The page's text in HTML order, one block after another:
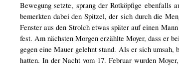
Bewegung setzte, sprang der Rotköpfige
bemerkten dabei den Spitzel, der sich durch die
Fenster aus den Strolch etwas später auf einen
fest. Am nächsten Morgen erzählte Moyer, dass er
gegen eine Mauer gelehnt stand. Als er sich
hatten. In der Nacht vom 17. Februar wurden